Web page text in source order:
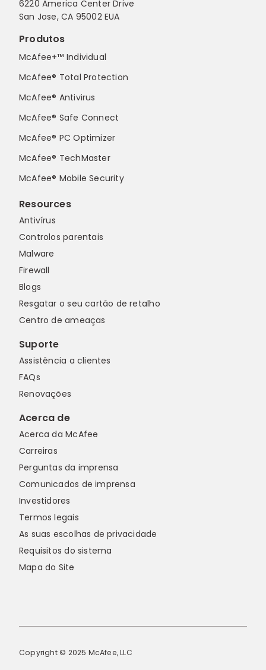
6220 America Center Drive
San Jose, CA 95002 EUA
Produtos
McAfee+™ Individual
McAfee® Total Protection
McAfee® Antivirus
McAfee® Safe Connect
McAfee® PC Optimizer
McAfee® TechMaster
McAfee® Mobile Security
Resources
Antivírus
Controlos parentais
Malware
Firewall
Blogs
Resgatar o seu cartão de retalho
Centro de ameaças
Suporte
Assistência a clientes
FAQs
Renovações
Acerca de
Acerca da McAfee
Carreiras
Perguntas da imprensa
Comunicados de imprensa
Investidores
Termos legais
As suas escolhas de privacidade
Requisitos do sistema
Mapa do Site
Copyright © 2025 McAfee, LLC